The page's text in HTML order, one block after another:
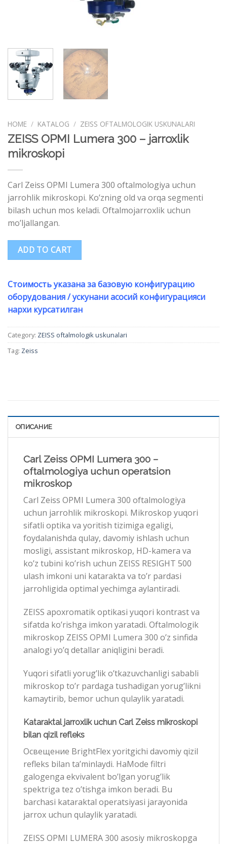
HOME / KATALOG / ZEISS OFTALMOLOGIK USKUNALARI
ZEISS OPMI Lumera 300 – jarroxlik
mikroskopi
Carl Zeiss OPMI Lumera 300 oftalmologiya uchun
jarrohlik mikroskopi. Ko’zning old va orqa segmenti
bilash uchun mos keladi. Oftalmojarroxlik uchun
mo’ljallangan.
ADD TO CART
Стоимость указана за базовую конфигурацию
оборудования / ускунани асосий конфигурацияси
нархи курсатилган
Category: ZEISS oftalmologik uskunalari
Tag: Zeiss
ОПИСАНИЕ
Carl Zeiss OPMI Lumera 300 –
oftalmologiya uchun operatsion
mikroskop
Carl Zeiss OPMI Lumera 300 oftalmologiya
uchun jarrohlik mikroskopi. Mikroskop yuqori
sifatli optika va yoritish tizimiga egaligi,
foydalanishda qulay, davomiy ishlash uchun
mosligi, assistant mikroskop, HD-kamera va
ko’z tubini ko’rish uchun ZEISS RESIGHT 500
ulash imkoni uni katarakta va to’r pardasi
jarrohligida optimal yechimga aylantiradi.
ZEISS apoxromatik optikasi yuqori kontrast va
sifatda ko’rishga imkon yaratadi. Oftalmologik
mikroskop ZEISS OPMI Lumera 300 o’z sinfida
analogi yo’q detallar aniqligini beradi.
Yuqori sifatli yorug’lik o’tkazuvchanligi sababli
mikroskop to’r pardaga tushadigan yorug’likni
kamaytirib, bemor uchun qulaylik yaratadi.
Kataraktal jarroxlik uchun Carl Zeiss mikroskopi
bilan qizil refleks
Освещение BrightFlex yoritgichi davomiy qizil
refleks bilan ta’minlaydi. HaMode filtri
galogenga ekvivalent bo’lgan yorug’lik
spektriga tez o’tishga imkon beradi. Bu
barchasi kataraktal operatsiyasi jarayonida
jarrox uchun qulaylik yaratadi.
ZEISS OPMI LUMERA 300 asosiy mikroskopga